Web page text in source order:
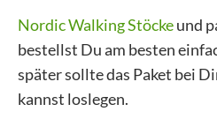
Nordic Walking Stöckeund
bestellst Du am besten
später sollte das Paket bei
kannst loslegen.